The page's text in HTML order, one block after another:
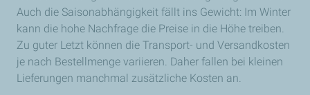
Auch die Saisonabhängigkeit fällt ins Gewicht: Im Winter
kann die hohe Nachfrage die Preise in die Höhe treiben.
Zu guter Letzt können die Transport- und Versandkosten
je nach Bestellmenge variieren. Daher fallen bei kleinen
Lieferungen manchmal zusätzliche Kosten an.